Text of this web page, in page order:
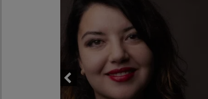
Previous